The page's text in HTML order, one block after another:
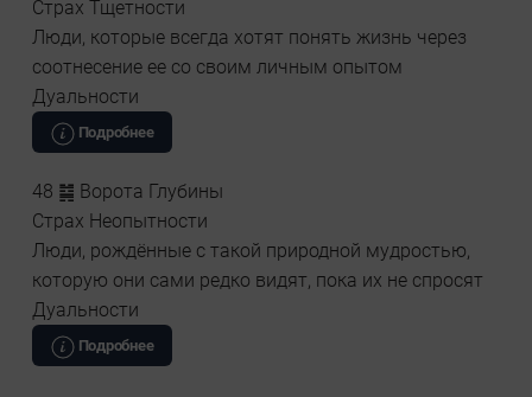
Страх Тщетности
Люди, которые всегда хотят понять жизнь через
соотнесение ее со своим личным опытом
Дуальности
Подробнее
48 ䷯ Ворота Глубины
Страх Неопытности
Люди, рождённые с такой природной мудростью,
которую они сами редко видят, пока их не спросят
Дуальности
Подробнее